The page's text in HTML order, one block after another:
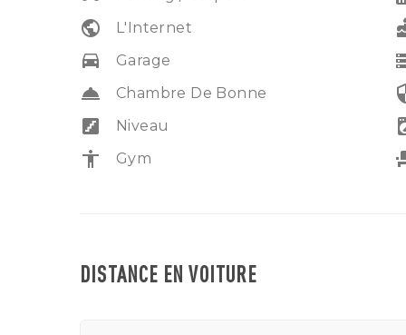
public L'Internet
drive_eta Garage
room_service Chambre De Bonne
stairs Niveau
accessibility Gym
DISTANCE EN VOITURE